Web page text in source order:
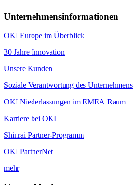
Unternehmensinformationen
OKI Europe im Überblick
30 Jahre Innovation
Unsere Kunden
Soziale Verantwortung des Unternehmens
OKI Niederlassungen im EMEA-Raum
Karriere bei OKI
Shinrai Partner-Programm
OKI PartnerNet
mehr